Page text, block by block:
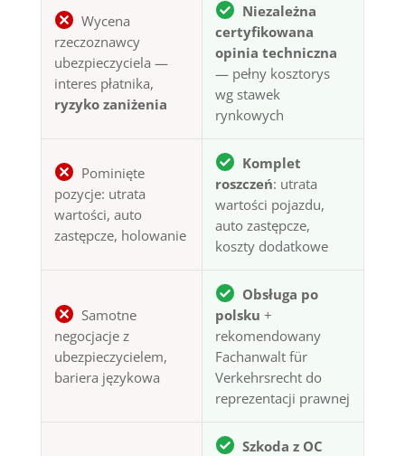
Wycena
rzeczoznawcy
ubezpieczyciela —
interes płatnika,
ryzyko zaniżenia
Niezależna
certyfikowana
opinia techniczna
— pełny kosztorys
wg stawek
rynkowych
Pominięte
pozycje: utrata
wartości, auto
zastępcze, holowanie
Komplet
roszczeń: utrata
wartości pojazdu,
auto zastępcze,
koszty dodatkowe
Samotne
negocjacje z
ubezpieczycielem,
bariera językowa
Obsługa po
polsku +
rekomendowany
Fachanwalt für
Verkehrsrecht do
reprezentacji prawnej
Szkoda z OC